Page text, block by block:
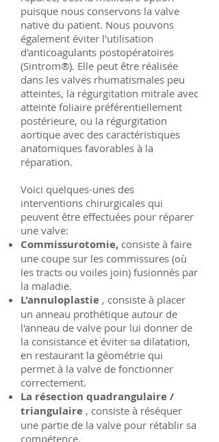
puisque nous conservons la valve
native du patient. Nous pouvons
également éviter l'utilisation
d'anticoagulants postopératoires
(Sintrom®). Elle peut être réalisée
dans les valves rhumatismales peu
atteintes, la régurgitation mitrale avec
atteinte foliaire préférentiellement
postérieure, ou la régurgitation
aortique avec des caractéristiques
anatomiques favorables à la
réparation.
Voici quelques-unes des
interventions chirurgicales qui
peuvent être effectuées pour réparer
une valve:
Commissurotomie, consiste à faire
une coupe sur les commissures (où
les tracts ou voiles join) fusionnés par
la maladie.
L'annuloplastie , consiste à placer
un anneau prothétique autour de
l'anneau de valve pour lui donner de
la consistance et éviter sa dilatation,
en restaurant la géométrie qui
permet à la valve de fonctionner
correctement.
La résection quadrangulaire /
triangulaire , consiste à réséquer
une partie de la valve pour rétablir sa
compétence.